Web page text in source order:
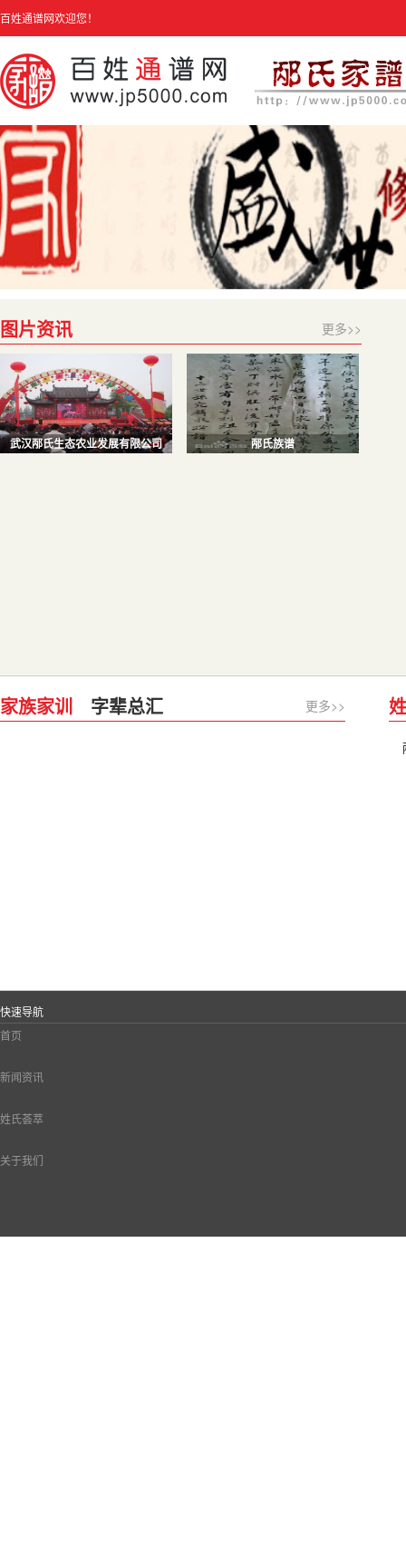
百姓通谱网欢迎您！
图片资讯 更多>>
武汉邴氏生态农业发展有限公司 邴氏族谱
家族家训 字辈总汇 更多>>
快速导航
首页
新闻资讯
姓氏荟萃
关于我们